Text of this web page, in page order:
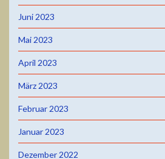
Juni 2023
Mai 2023
April 2023
März 2023
Februar 2023
Januar 2023
Dezember 2022